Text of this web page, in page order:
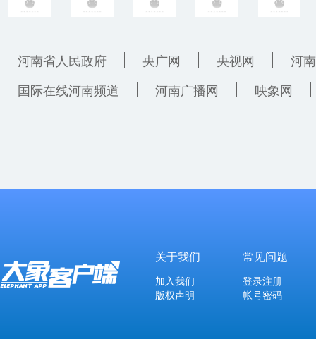
河南省人民政府 央广网 央视网
河
国际在线河南频道
河南广播网 映象网
关于我们
加入我们
版权声明
常见问题
登录注册
帐号密码